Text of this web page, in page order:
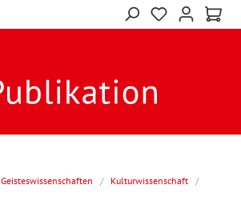
Geisteswissenschaften / Kulturwissenschaft /